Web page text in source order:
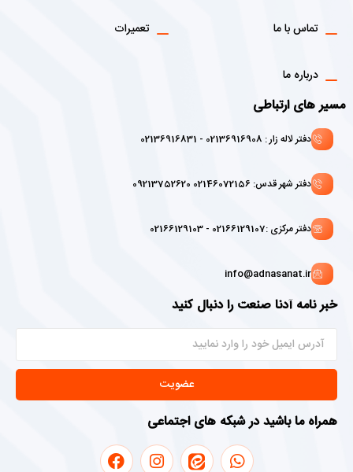
تماس با ما
درباره ما
تعمیرات
مسیر های ارتباطی
دفتر لاله زار : 02136916908 - 02136916831
دفتر شهر قدس: 02146072156 09213752620
دفتر مرکزی :02166129107 - 02166129103
info@adnasanat.ir
خبر نامه آدنا صنعت را دنبال کنید
عضویت
همراه ما باشید در شبکه های اجتماعی